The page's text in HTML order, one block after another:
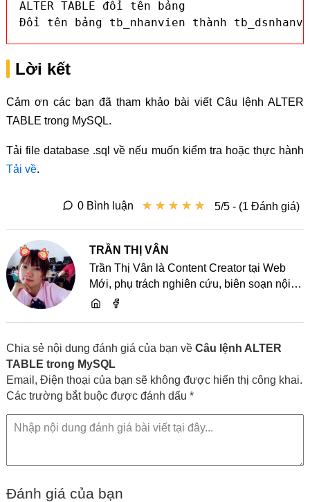
ALTER TABLE đổi tên bảng
Đổi tên bảng tb_nhanvien thành
Lời kết
Cảm ơn các bạn đã tham khảo bài viết Câu lệnh ALTER
TABLE trong MySQL.
Tải file database .sql về nếu muốn kiểm tra hoặc thực hành
Tải về.
★ ★ ★ ★ ★
★ ★ ★ ★ ★ 5/5 - (1 Đánh giá)
0 Bình luận
TRẦN THỊ VÂN
Trần Thị Vân là Content Creator tại Web
Mới, phụ trách nghiên cứu, biên soạn nội
dung và chia sẻ kiến thức về website, SEO,
Chia sẻ nội dung đánh giá của bạn về Câu lệnh ALTER
TABLE trong MySQL
Email, Điện thoại của bạn sẽ không được hiển thị công khai.
Các trường bắt buộc được đánh dấu *
Đánh giá của bạn